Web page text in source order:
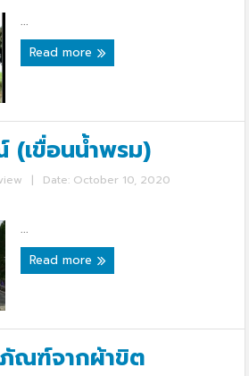
...
Read more
(เขื่อนน้ำพรม)
|
Date: October 10, 2020
...
Read more
ณฑ์จากผ้าขิต